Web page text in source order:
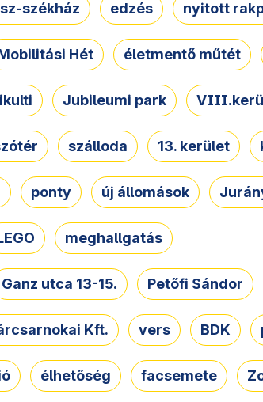
székház edzés nyitott
Hét életmentő műtét
Jubileumi park
szálloda 13. kerület
ponty új állomások
meghallgatás
Ganz utca 13-15. Petőfi Sándor
Kft. vers BDK
élhetőség facsemete